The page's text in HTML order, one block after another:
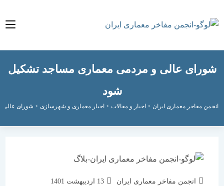
عالی و مردمی معماری مساجد تشكیل
مفاخر معماری ایران > اخبار و مقالات>اخبار معماری و شهرسازی>شورای عالی و
انجمن مفاخر معماری ایران
نوشته
13 اردیبهشت 1401